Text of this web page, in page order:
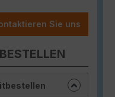
Sie uns